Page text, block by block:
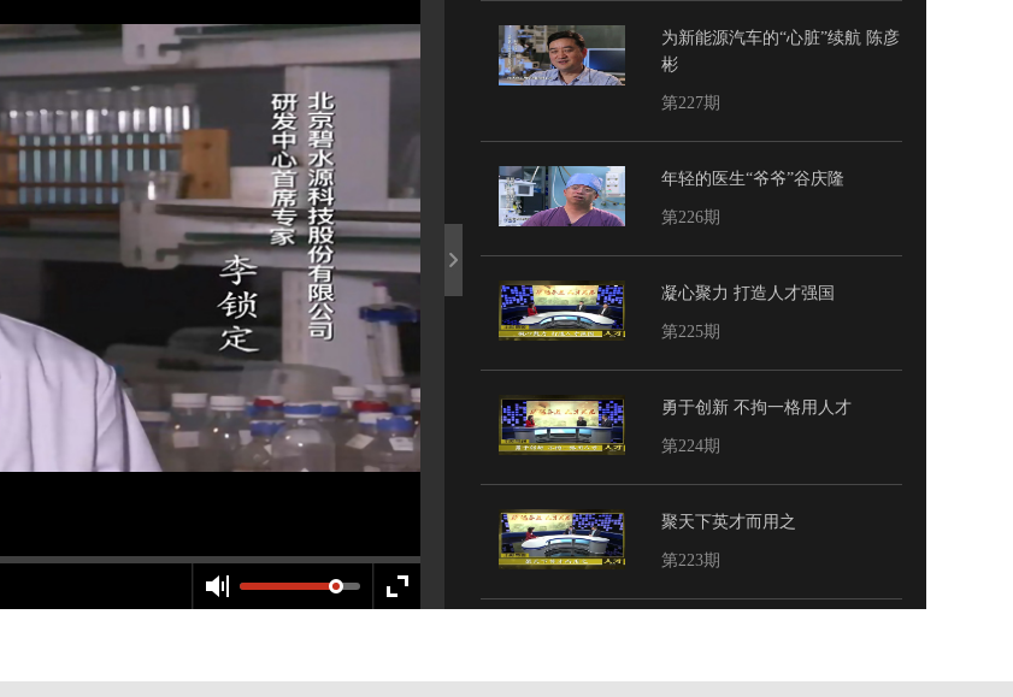
为新能源汽车的“心脏”续航 陈彦
彬
第227期
年轻的医生“爷爷”谷庆隆
第226期
凝心聚力 打造人才强国
第225期
勇于创新 不拘一格用人才
第224期
聚天下英才而用之
第223期